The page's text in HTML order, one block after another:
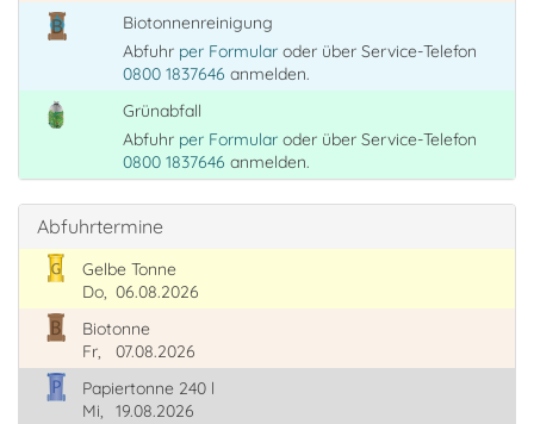
Biotonnenreinigung
Abfuhr per Formular oder über Service-Telefon
0800 1837646 anmelden.
Grünabfall
Abfuhr per Formular oder über Service-Telefon
0800 1837646 anmelden.
Abfuhrtermine
Gelbe Tonne
Do, 06.08.2026
Biotonne
Fr,
07.08.2026
Papiertonne 240 l
Mi,
19.08.2026